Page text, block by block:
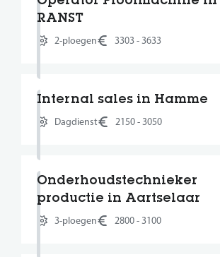
RANST
2-ploegen 3303 - 3633
Internal sales in Hamme
Dagdienst 2150 - 3050
Onderhoudstechnieker
productie in Aartselaar
3-ploegen 2800 - 3100